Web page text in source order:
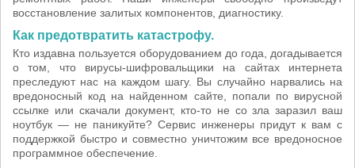
восстановление залитых компонентов, диагностику.
Как предотвратить катастрофу.
Кто издавна пользуется оборудованием до года, догадывается
о том, что вирусы-шифровальщики на сайтах интернета
преследуют нас на каждом шагу. Вы случайно нарвались на
вредоносный код на найденном сайте, попали по вирусной
ссылке или скачали документ, кто-то не со зла заразил ваш
ноутбук — не паникуйте? Сервис инженеры придут к вам с
поддержкой быстро и совместно уничтожим все вредоносное
программное обеспечение.